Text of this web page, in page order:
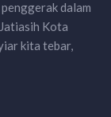
dalam
Kota
kita tebar,